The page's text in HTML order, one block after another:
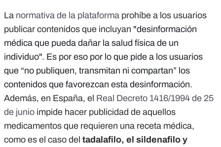
La normativa de la plataforma prohíbe a los usuarios
publicar contenidos que incluyan "desinformación
médica que pueda dañar la salud física de un
individuo". Es por eso por lo que pide a los usuarios
que “no publiquen, transmitan ni compartan” los
contenidos que favorezcan esta desinformación.
Además, en España, el Real Decreto 1416/1994 de 25
de junio impide hacer publicidad de aquellos
medicamentos que requieren una receta médica,
como es el caso del tadalafilo, el sildenafilo y